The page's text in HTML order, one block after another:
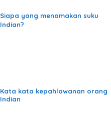
Siapa yang menamakan suku
Indian?
Kata kata kepahlawanan orang
Indian